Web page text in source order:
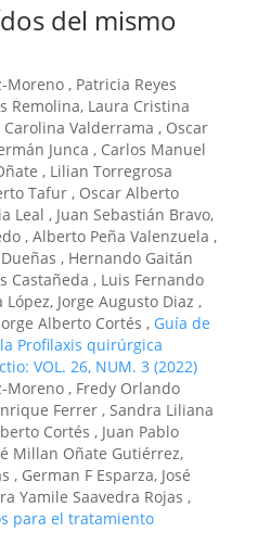
del mismo
, Patricia Reyes
Remolina, Laura Cristina
Valderrama , Oscar
Junca , Carlos Manuel
, Lilian Torregrosa
Tafur , Oscar Alberto
Leal , Juan Sebastián Bravo,
, Alberto Peña Valenzuela ,
, Hernando Gaitán
Castañeda , Luis Fernando
Jorge Augusto Diaz ,
Alberto Cortés , Guía de
Profilaxis quirúrgica
VOL. 26, NUM. 3 (2022)
Moreno , Fredy Orlando
Ferrer , Sandra Liliana
Cortés , Juan Pablo
Millan Oñate Gutiérrez,
, German F Esparza, José
Yamile Saavedra Rojas ,
para el tratamiento